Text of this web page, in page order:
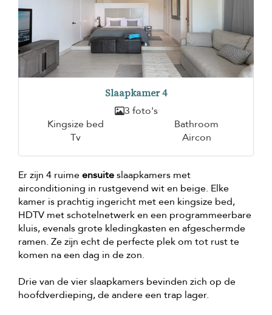
Slaapkamer 4
3 foto's
Kingsize bed
Bathroom
Tv
Aircon
Er zijn 4 ruimeensuiteslaapkamers met
airconditioning in rustgevend wit en beige. Elke
kamer is prachtig ingericht met een kingsize bed,
HDTV met schotelnetwerk en een programmeerbare
kluis, evenals grote kledingkasten en afgeschermde
ramen. Ze zijn echt de perfecte plek om tot rust te
komen na een dag in de zon.
Drie van de vier slaapkamers bevinden zich op de
hoofdverdieping, de andere een trap lager.